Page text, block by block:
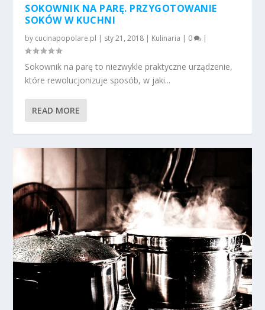
SOKOWNIK NA PARĘ. PRZYGOTOWANIE
SOKÓW W KUCHNI
by cucinapopolare.pl | sty 21, 2018 | Kulinaria | 0 |
Sokownik na parę to niezwykle praktyczne urządzenie,
które rewolucjonizuje sposób, w jaki...
READ MORE